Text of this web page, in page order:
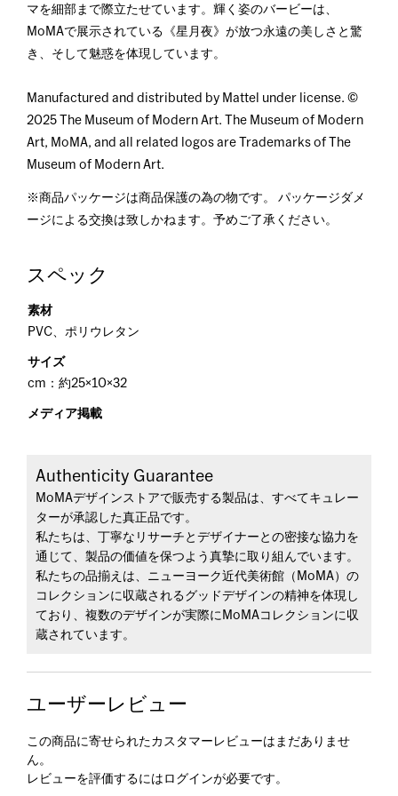
マを細部まで際立たせています。輝く姿のバービーは、
MoMAで展示されている《星月夜》が放つ永遠の美しさと驚
き、そして魅惑を体現しています。
Manufactured and distributed by Mattel under license. ©
2025 The Museum of Modern Art. The Museum of Modern
Art, MoMA, and all related logos are Trademarks of The
Museum of Modern Art.
※商品パッケージは商品保護の為の物です。 パッケージダメ
ージによる交換は致しかねます。予めご了承ください。
スペック
素材
PVC、ポリウレタン
サイズ
cm：約25×10×32
メディア掲載
Authenticity Guarantee
MoMAデザインストアで販売する製品は、すべてキュレー
ターが承認した真正品です。
私たちは、丁寧なリサーチとデザイナーとの密接な協力を
通じて、製品の価値を保つよう真摯に取り組んでいます。
私たちの品揃えは、ニューヨーク近代美術館（MoMA）の
コレクションに収蔵されるグッドデザインの精神を体現し
ており、複数のデザインが実際にMoMAコレクションに収
蔵されています。
ユーザーレビュー
この商品に寄せられたカスタマーレビューはまだありませ
ん。
レビューを評価するには ログインが必要です。